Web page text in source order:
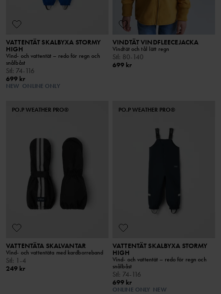
VATTENTÄT SKALBYXA STORMY
HIGH
Vind- och vattentät – redo för regn och
snålbåst
Stl : 74-116
699 kr
NEW ONLINE ONLY
VINDTÄT VINDFLEECEJACKA
Vindtät och tål lätt regn
Stl : 80-140
699 kr
PO.P WEATHER PRO®
VATTENTÄTA SKALVANTAR
Vind- och vattentäta med kardborreband
Stl: 1-4
249 kr
PO.P WEATHER PRO®
VATTENTÄT SKALBYXA STORMY
HIGH
Vind- och vattentät – redo för regn och
snålbåst
Stl: 74-116
699 kr
ONLINE ONLY NEW